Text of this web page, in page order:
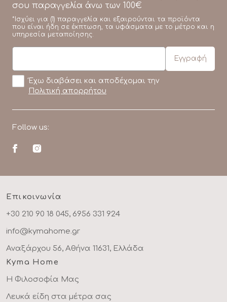
σου παραγγελία άνω των 100€
*Ισχύει για (1) παραγγελία και εξαιρούνται τα προϊόντα
που είναι ήδη σε έκπτωση, τα υφάσματα με το μέτρο και η
υπηρεσία μεταποίησης.
Έχω διαβάσει και αποδέχομαι την
Πολιτική απορρήτου
Follow us:
Επικοινωνία
+30 210 90 18 045, 6956 331 924
info@kymahome.gr
Αναξάρχου 56, Αθήνα 11631, Ελλάδα
Kyma Home
Η Φιλοσοφία Μας
Λευκά είδη στα μέτρα σας